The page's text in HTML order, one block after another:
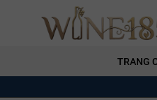
TRANG